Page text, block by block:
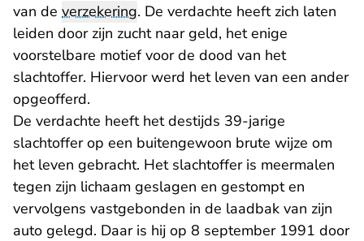
van de verzekering. De verdachte heeft zich laten
leiden door zijn zucht naar geld, het enige
voorstelbare motief voor de dood van het
slachtoffer. Hiervoor werd het leven van een ander
opgeofferd.
De verdachte heeft het destijds 39-jarige
slachtoffer op een buitengewoon brute wijze om
het leven gebracht. Het slachtoffer is meermalen
tegen zijn lichaam geslagen en gestompt en
vervolgens vastgebonden in de laadbak van zijn
auto gelegd. Daar is hij op 8 september 1991 door